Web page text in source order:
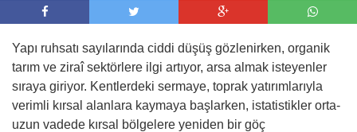
Yapı ruhsatı sayılarında ciddi düşüş gözlenirken, organik
tarım ve ziraî sektörlere ilgi artıyor, arsa almak isteyenler
sıraya giriyor. Kentlerdeki sermaye, toprak yatırımlarıyla
verimli kırsal alanlara kaymaya başlarken, istatistikler orta-
uzun vadede kırsal bölgelere yeniden bir göç